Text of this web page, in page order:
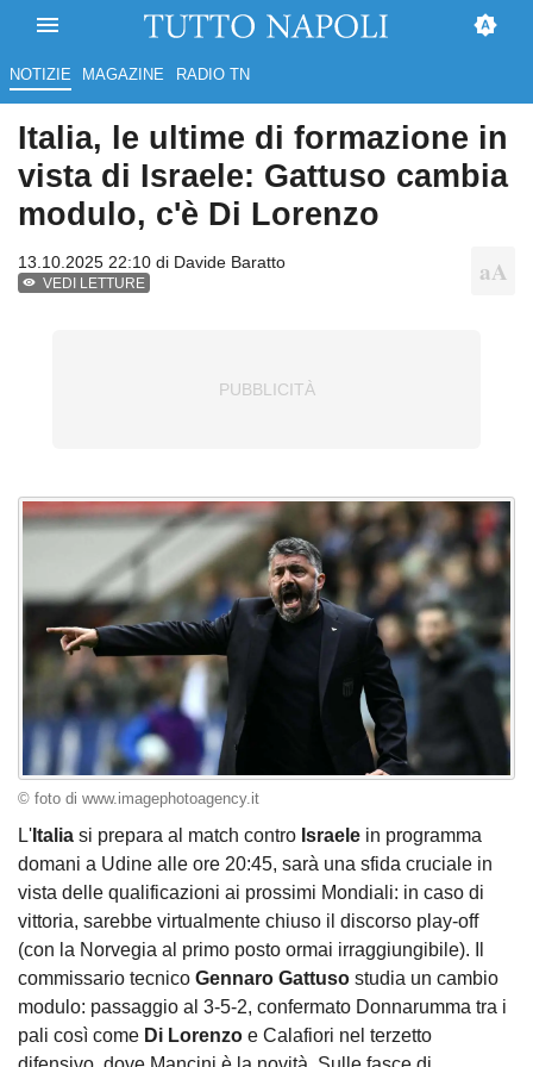
NOTIZIE MAGAZINE RADIO TN
Italia, le ultime di formazione in
vista di Israele: Gattuso cambia
modulo, c'è Di Lorenzo
13.10.2025 22:10 di Davide Baratto
VEDI LETTURE
© foto di www.imagephotoagency.it
L' Italia si prepara al match contro Israele in programma
domani a Udine alle ore 20:45, sarà una sfida cruciale in
vista delle qualificazioni ai prossimi Mondiali: in caso di
vittoria, sarebbe virtualmente chiuso il discorso play-off
(con la Norvegia al primo posto ormai irraggiungibile). Il
commissario tecnico Gennaro Gattuso studia un cambio
modulo: passaggio al 3-5-2, confermato Donnarumma tra i
pali così come Di Lorenzo e Calafiori nel terzetto